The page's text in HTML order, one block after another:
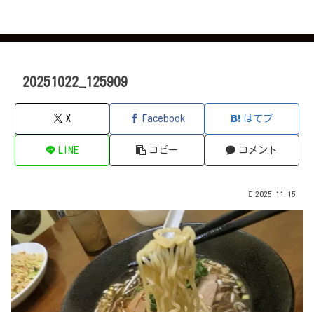
20251022_125909
X Facebook はてブ
LINE コピー コメント
2025.11.15